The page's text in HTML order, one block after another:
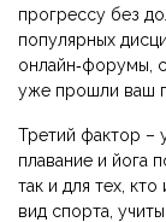
прогрессу без
популярных
онлайн‑форумы,
уже прошли ваш
Третий фактор –
плавание и йога
так и для тех,
вид спорта,